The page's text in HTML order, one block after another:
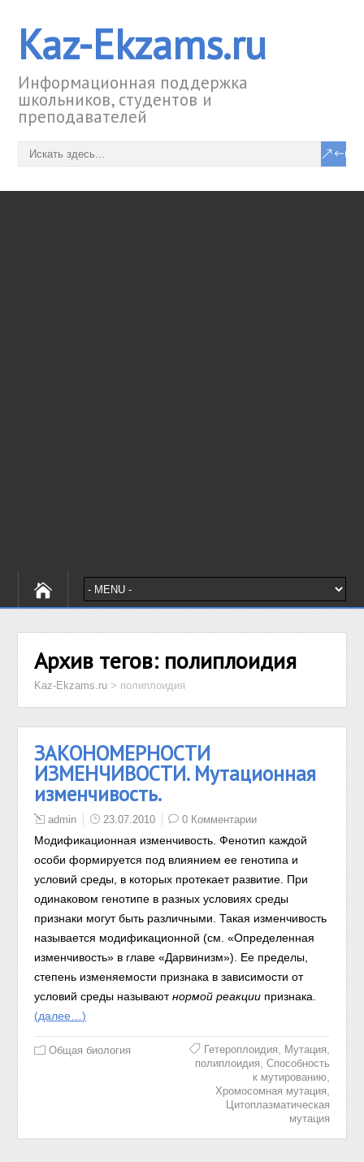
Kaz-Ekzams.ru
Информационная поддержка
школьников, студентов и
преподавателей
Архив тегов: полиплоидия
Kaz-Ekzams.ru > полиплоидия
ЗАКОНОМЕРНОСТИ
ИЗМЕНЧИВОСТИ. Мутационная
изменчивость.
admin 23.07.2010 0 Комментарии
Модификационная изменчивость. Фенотип каждой
особи формируется под влиянием ее генотипа и
условий среды, в которых протекает развитие. При
одинаковом генотипе в разных условиях среды
признаки могут быть различными. Такая изменчивость
называется модификационной (см. «Определенная
изменчивость» в главе «Дарвинизм»). Ее пределы,
степень изменяемости признака в зависимости от
условий среды называютнормой реакции признака.
(далее…)
Общая биология Гетероплоидия Мутация
полиплоидия Способность
к мутированию
Хромосомная мутация
Цитоплазматическая
мутация